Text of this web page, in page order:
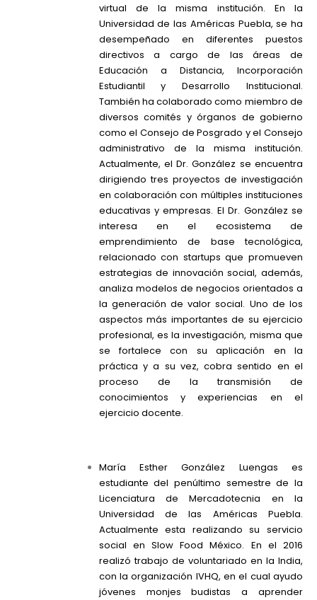
virtual de la misma institución. En la
Universidad de las Américas Puebla, se ha
desempeñado en diferentes puestos
directivos a cargo de las áreas de
Educación a Distancia, Incorporación
Estudiantil y Desarrollo Institucional.
También ha colaborado como miembro de
diversos comités y órganos de gobierno
como el Consejo de Posgrado y el Consejo
administrativo de la misma institución.
Actualmente, el Dr. González se encuentra
dirigiendo tres proyectos de investigación
en colaboración con múltiples instituciones
educativas y empresas. El Dr. González se
interesa en el ecosistema de
emprendimiento de base tecnológica,
relacionado con startups que promueven
estrategias de innovación social, además,
analiza modelos de negocios orientados a
la generación de valor social. Uno de los
aspectos más importantes de su ejercicio
profesional, es la investigación, misma que
se fortalece con su aplicación en la
práctica y a su vez, cobra sentido en el
proceso de la transmisión de
conocimientos y experiencias en el
ejercicio docente.
María Esther González Luengas es
estudiante del penúltimo semestre de la
Licenciatura de Mercadotecnia en la
Universidad de las Américas Puebla.
Actualmente esta realizando su servicio
social en Slow Food México. En el 2016
realizó trabajo de voluntariado en la India,
con la organización IVHQ, en el cual ayudo
jóvenes monjes budistas a aprender